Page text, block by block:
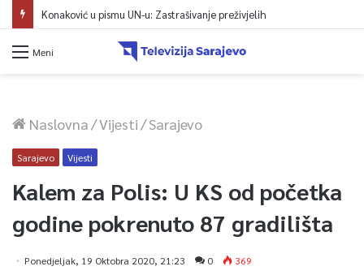
Protest zeničkih rudara do ispunjenja zahtjeva
Meni
Naslovna/Vijesti/Sarajevo
Sarajevo Vijesti
Kalem za Polis: U KS od početka
godine pokrenuto 87 gradilišta
Ponedjeljak, 19 Oktobra 2020, 21:23 0
369